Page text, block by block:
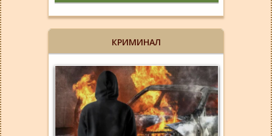
КРИМИНАЛ